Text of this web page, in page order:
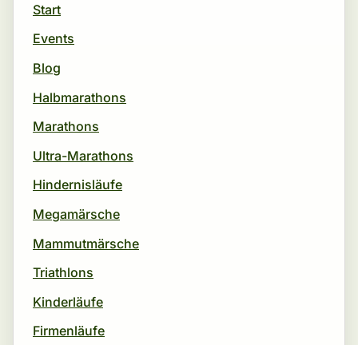
Start
Events
Blog
Halbmarathons
Marathons
Ultra-Marathons
Hindernisläufe
Megamärsche
Mammutmärsche
Triathlons
Kinderläufe
Firmenläufe